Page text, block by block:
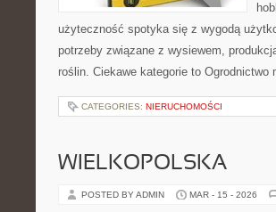
użyteczność spotyka się z wygodą
potrzeby związane z wysiewem,
roślin. Ciekawe kategorie to
CATEGORIES: NIERUCHOMOŚCI
WIELKOPOLSKA
POSTED BY ADMIN MAR - 15 - 2026